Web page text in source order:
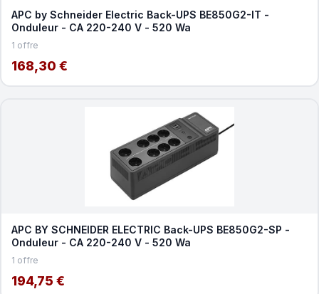
APC by Schneider Electric Back-UPS BE850G2-IT -
Onduleur - CA 220-240 V - 520 Wa
1 offre
168,30 €
APC BY SCHNEIDER ELECTRIC Back-UPS BE850G2-SP -
Onduleur - CA 220-240 V - 520 Wa
1 offre
194,75 €